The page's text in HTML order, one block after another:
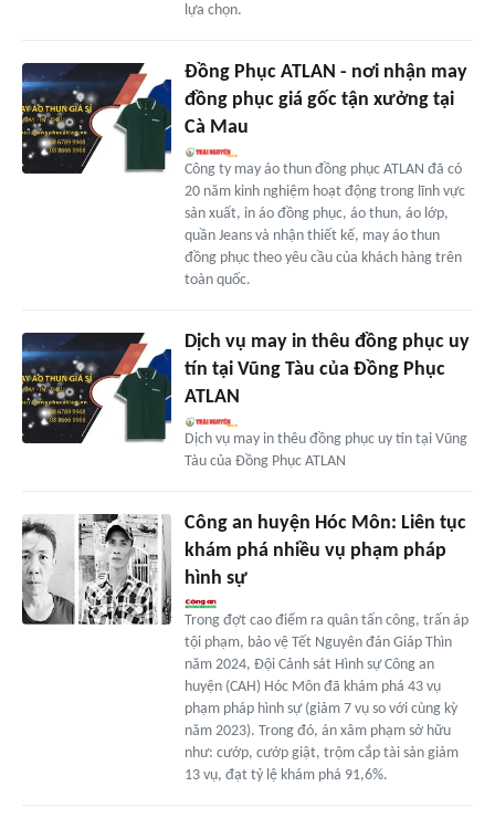
lựa chọn.
Đồng Phục ATLAN - nơi nhận may
đồng phục giá gốc tận xưởng tại
Cà Mau
Công ty may áo thun đồng phục ATLAN đã có
20 năm kinh nghiệm hoạt động trong lĩnh vực
sản xuất, in áo đồng phục, áo thun, áo lớp,
quần Jeans và nhận thiết kế, may áo thun
đồng phục theo yêu cầu của khách hàng trên
toàn quốc.
Dịch vụ may in thêu đồng phục uy
tín tại Vũng Tàu của Đồng Phục
ATLAN
Dịch vụ may in thêu đồng phục uy tín tại Vũng
Tàu của Đồng Phục ATLAN
Công an huyện Hóc Môn: Liên tục
khám phá nhiều vụ phạm pháp
hình sự
Trong đợt cao điểm ra quân tấn công, trấn áp
tội phạm, bảo vệ Tết Nguyên đán Giáp Thìn
năm 2024, Đội Cảnh sát Hình sự Công an
huyện (CAH) Hóc Môn đã khám phá 43 vụ
phạm pháp hình sự (giảm 7 vụ so với cùng kỳ
năm 2023). Trong đó, án xâm phạm sở hữu
như: cướp, cướp giật, trộm cắp tài sản giảm
13 vụ, đạt tỷ lệ khám phá 91,6%.